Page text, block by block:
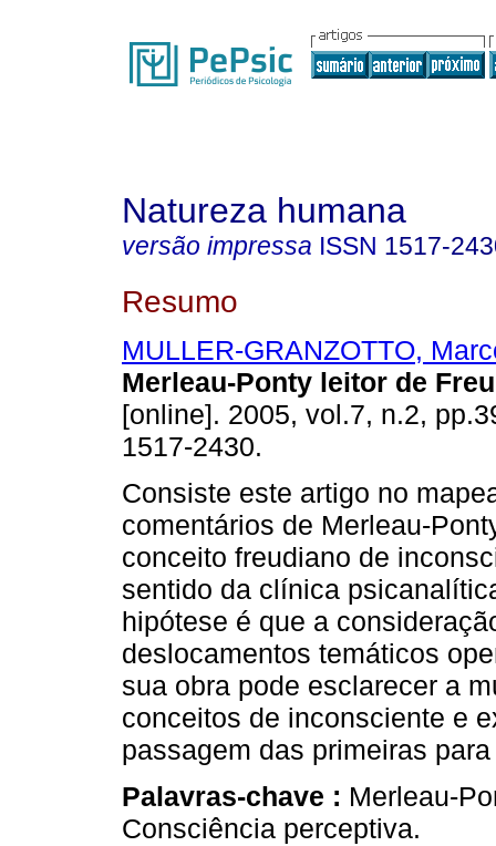
Natureza humana
versão impressa ISSN 1517-
Resumo
MULLER-GRANZOTTO,
Merleau-Ponty leitor de
[online]. 2005, vol.7, n.2,
1517-2430.
Consiste este artigo no
comentários de Merleau-
conceito freudiano de
sentido da clínica
hipótese é que a
deslocamentos temáticos
sua obra pode esclarecer a
conceitos de inconsciente e
passagem das primeiras
Palavras-chave : Merleau-
Consciência perceptiva.